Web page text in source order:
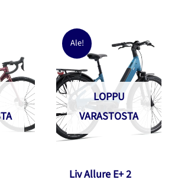
Ale!
LOPPU
VARASTOSTA
Liv Allure E+ 2